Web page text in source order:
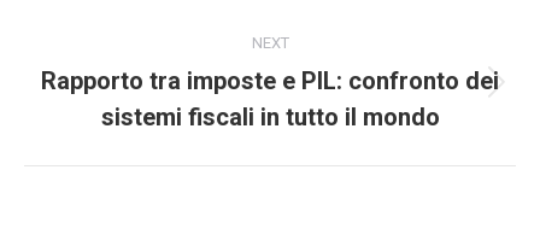
NEXT
Rapporto tra imposte e PIL: confronto dei
sistemi fiscali in tutto il mondo